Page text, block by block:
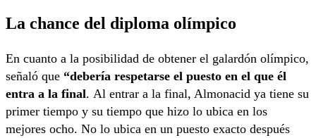
La chance del diploma olímpico
En cuanto a la posibilidad de obtener el galardón olímpico,
señaló que “debería respetarse el puesto en el que él
entra a la final. Al entrar a la final, Almonacid ya tiene su
primer tiempo y su tiempo que hizo lo ubica en los
mejores ocho. No lo ubica en un puesto exacto después